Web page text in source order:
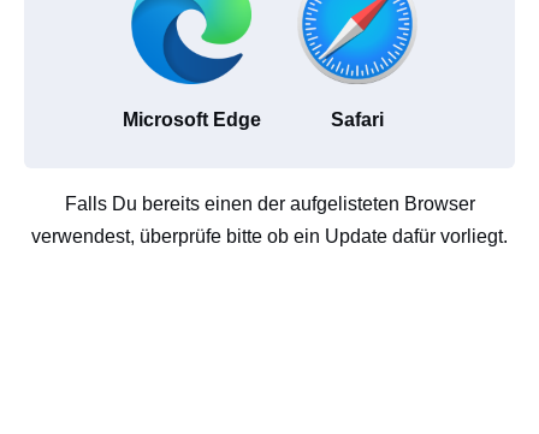
Microsoft Edge Safari
Falls Du bereits einen der aufgelisteten Browser
verwendest, überprüfe bitte ob ein Update dafür vorliegt.